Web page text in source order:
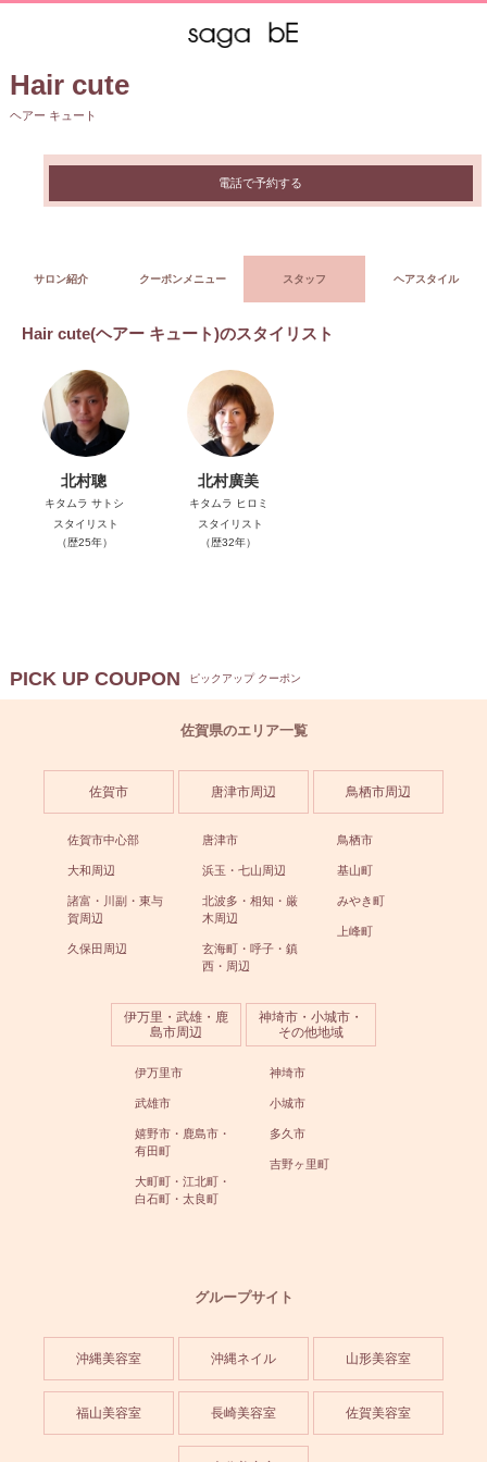
Hair cute
ヘアー キュート
電話で予約する
サロン紹介 クーポンメニュー スタッフ ヘアスタイル
Hair cute(ヘアー キュート)のスタイリスト
北村聰
キタムラ サトシ
スタイリスト
（歴25年）
北村廣美
キタムラ ヒロミ
スタイリスト
（歴32年）
PICK UP COUPON ピックアップ クーポン
佐賀県のエリア一覧
佐賀市
佐賀市中心部
大和周辺
諸富・川副・東与
賀周辺
久保田周辺
唐津市周辺
唐津市
浜玉・七山周辺
北波多・相知・厳
木周辺
玄海町・呼子・鎮
西・周辺
鳥栖市周辺
鳥栖市
基山町
みやき町
上峰町
伊万里・武雄・鹿
島市周辺
伊万里市
武雄市
嬉野市・鹿島市・
有田町
大町町・江北町・
白石町・太良町
神埼市・小城市・
その他地域
神埼市
小城市
多久市
吉野ヶ里町
グループサイト
沖縄美容室 沖縄ネイル 山形美容室
福山美容室 長崎美容室 佐賀美容室